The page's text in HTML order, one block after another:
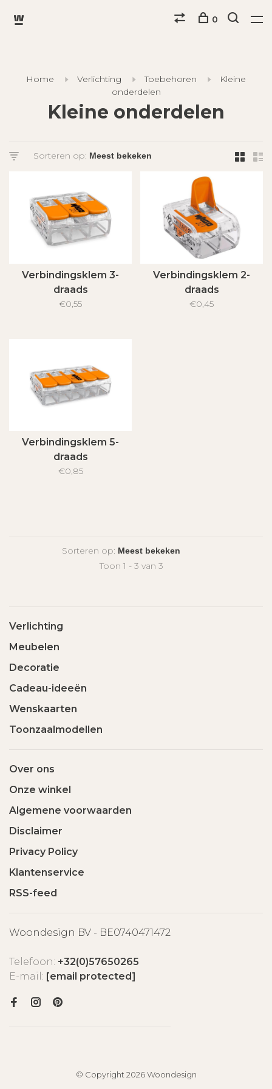
0
Home Verlichting Toebehoren
Kleine
onderdelen
Kleine onderdelen
Sorteren op:
Verbindingsklem 3-
draads
€0,55
Verbindingsklem 2-
draads
€0,45
Verbindingsklem 5-
draads
€0,85
Sorteren op:
Toon 1 - 3 van 3
Verlichting
Meubelen
Decoratie
Cadeau-ideeën
Wenskaarten
Toonzaalmodellen
Over ons
Onze winkel
Algemene voorwaarden
Disclaimer
Privacy Policy
Klantenservice
RSS-feed
Woondesign BV - BE0740471472
Telefoon: +32(0)57650265
E-mail: [email protected]
© Copyright 2026 Woondesign